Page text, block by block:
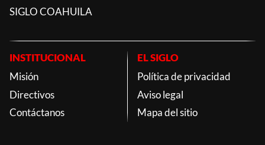
SIGLO COAHUILA
INSTITUCIONAL
Misión
Directivos
Contáctanos
EL SIGLO
Política de privacidad
Aviso legal
Mapa del sitio